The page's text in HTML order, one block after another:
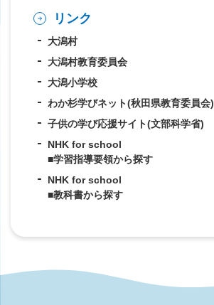
リンク
大潟村
大潟村教育委員会
大潟小学校
わか杉学びネット(秋田県教育委員会)
子供の学び応援サイト(文部科学省)
NHK for school
■学習指導要領から探す
NHK for school
■教科書から探す